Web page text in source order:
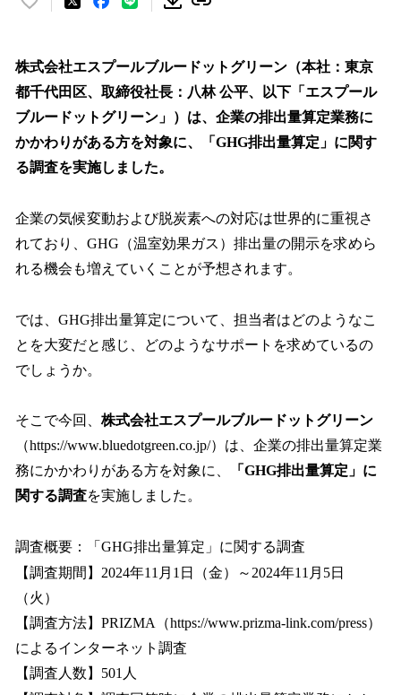
い
！
数
を
読
み
込
み
で
す
株式会社エスプールブルードットグリーン（本社：東京
都千代田区、取締役社長：八林 公平、以下「エスプール
ブルードットグリーン」）は、企業の排出量算定業務に
かかわりがある方を対象に、「GHG排出量算定」に関す
る調査を実施しました。
企業の気候変動および脱炭素への対応は世界的に重視さ
れており、GHG（温室効果ガス）排出量の開示を求めら
れる機会も増えていくことが予想されます。
では、GHG排出量算定について、担当者はどのようなこ
とを大変だと感じ、どのようなサポートを求めているの
でしょうか。
そこで今回、 株式会社エスプールブルードットグリーン
（https://www.bluedotgreen.co.jp/）は、企業の排出量算定業
務にかかわりがある方を対象に、
「GHG排出量算定」に
関する調査を実施しました。
調査概要：「GHG排出量算定」に関する調査
【調査期間】2024年11月1日（金）～2024年11月5日
（火）
【調査方法】PRIZMA（https://www.prizma-link.com/press）
によるインターネット調査
【調査人数】501人